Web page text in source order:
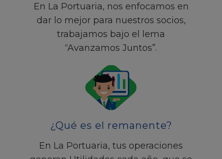
En La Portuaria, nos enfocamos en
dar lo mejor para nuestros socios,
trabajamos bajo el lema
“Avanzamos Juntos”.
¿Qué es el remanente?
En La Portuaria, tus operaciones